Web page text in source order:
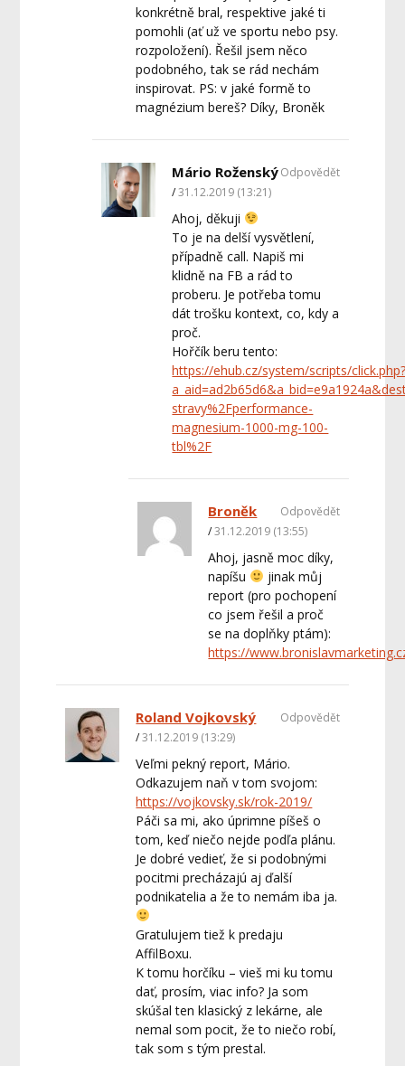
konkrétně bral, respektive jaké ti
pomohli (ať už ve sportu nebo psy.
rozpoložení). Řešil jsem něco
podobného, tak se rád nechám
inspirovat. PS: v jaké formě to
magnézium bereš? Díky, Broněk
Mário Roženský
31.12.2019 (13:21)
Ahoj, děkuji
To je na delší vysvětlení,
případně call. Napiš mi
klidně na FB a rád to
proberu. Je potřeba tomu
dát trošku kontext, co, kdy a
proč.
Hořčík beru tento:
https://ehub.cz/system/scripts/
stravy%2Fperformance-
magnesium-1000-mg-100-
tbl%2F
Odpovědět
Broněk
31.12.2019 (13:55)
Ahoj, jasně moc díky,
napíšu
jinak můj
report (pro pochopení
co jsem řešil a proč
se na doplňky ptám):
https://
Odpovědět
Roland Vojkovský
31.12.2019 (13:29)
Veľmi pekný report, Mário.
Odkazujem naň v tom svojom:
https://vojkovsky.sk/rok-2019/
Páči sa mi, ako úprimne píšeš o
tom, keď niečo nejde podľa plánu.
Je dobré vedieť, že si podobnými
pocitmi precházajú aj ďalší
podnikatelia a že to nemám iba ja.
Gratulujem tiež k predaju
AffilBoxu.
K tomu horčíku – vieš mi ku tomu
dať, prosím, viac info? Ja som
skúšal ten klasický z lekárne, ale
nemal som pocit, že to niečo robí,
tak som s tým prestal.
Odpovědět